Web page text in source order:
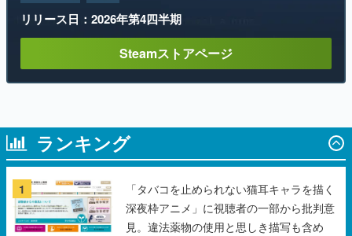
リリース日：2026年第4四半期
Steamストアページ
ランキング
1
「タバコを止められない猫耳キャラを描く
深夜枠アニメ」に視聴者の一部から批判意
見。違法薬物の使用と思しき描写も含め